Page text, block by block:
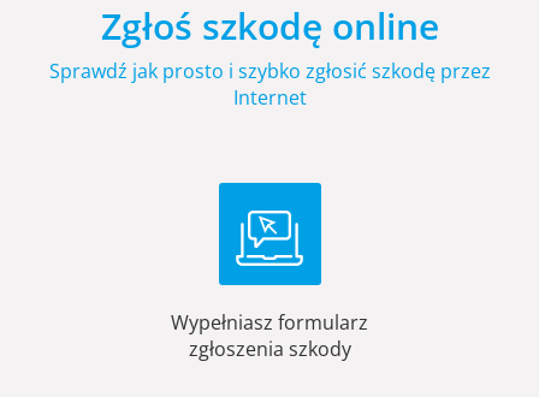
Zgłoś szkodę online
Sprawdź jak prosto i szybko zgłosić szkodę przez
Internet
Wypełniasz formularz
zgłoszenia szkody